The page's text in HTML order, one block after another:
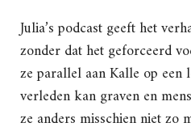
Julia’s podcast geeft het
zonder dat het geforceerd
ze parallel aan Kalle op een
verleden kan graven en
ze anders misschien niet zo